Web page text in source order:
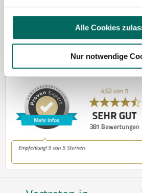
Alle Cookies
Nur notwendige
Tel.: +49 (0) 521 / 911 730 37
Fax: +49 (0) 521 / 911 730 31
hallo@deutscher-apotheker-